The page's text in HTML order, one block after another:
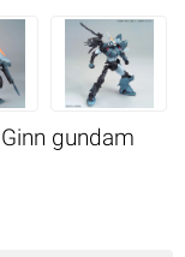
gundam